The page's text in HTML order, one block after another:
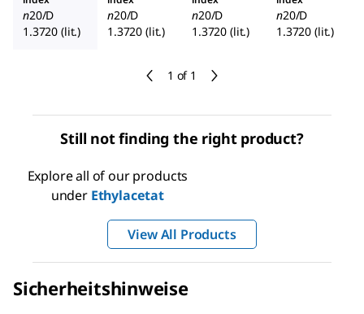
1 of 1
n20/D
1.3720 (lit.)
n20/D
1.3720 (lit.)
n20/D
1.3720 (lit.)
n20/D
1.3720 (lit.)
Still not finding the right product?
Explore all of our products
under Ethylacetat
View All Products
Sicherheitshinweise